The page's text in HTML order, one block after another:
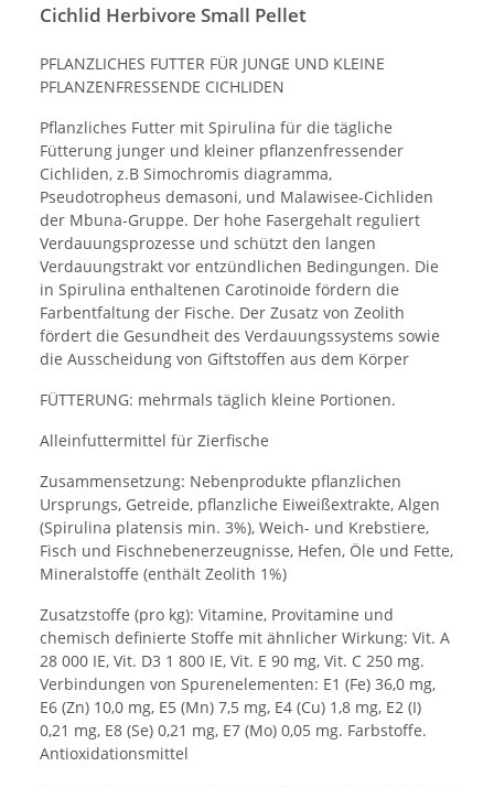
Cichlid Herbivore Small Pellet
PFLANZLICHES FUTTER FÜR JUNGE UND KLEINE
PFLANZENFRESSENDE CICHLIDEN
Pflanzliches Futter mit Spirulina für die tägliche
Fütterung junger und kleiner pflanzenfressender
Cichliden, z.B Simochromis diagramma,
Pseudotropheus demasoni, und Malawisee-Cichliden
der Mbuna-Gruppe. Der hohe Fasergehalt reguliert
Verdauungsprozesse und schützt den langen
Verdauungstrakt vor entzündlichen Bedingungen. Die
in Spirulina enthaltenen Carotinoide fördern die
Farbentfaltung der Fische. Der Zusatz von Zeolith
fördert die Gesundheit des Verdauungssystems sowie
die Ausscheidung von Giftstoffen aus dem Körper
FÜTTERUNG: mehrmals täglich kleine Portionen.
Alleinfuttermittel für Zierfische
Zusammensetzung: Nebenprodukte pflanzlichen
Ursprungs, Getreide, pflanzliche Eiweißextrakte, Algen
(Spirulina platensis min. 3%), Weich- und Krebstiere,
Fisch und Fischnebenerzeugnisse, Hefen, Öle und Fette,
Mineralstoffe (enthält Zeolith 1%)
Zusatzstoffe (pro kg): Vitamine, Provitamine und
chemisch definierte Stoffe mit ähnlicher Wirkung: Vit. A
28 000 IE, Vit. D3 1 800 IE, Vit. E 90 mg, Vit. C 250 mg.
Verbindungen von Spurenelementen: E1 (Fe) 36,0 mg,
E6 (Zn) 10,0 mg, E5 (Mn) 7,5 mg, E4 (Cu) 1,8 mg, E2 (I)
0,21 mg, E8 (Se) 0,21 mg, E7 (Mo) 0,05 mg. Farbstoffe.
Antioxidationsmittel